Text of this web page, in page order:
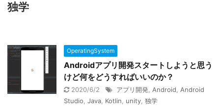
独学
OperatingSystem
Androidアプリ開発スタートしようと思う
けど何をどうすればいいのか？
2020/6/2 アプリ開発 Android
Android
Studio Java Kotlin unity 独学